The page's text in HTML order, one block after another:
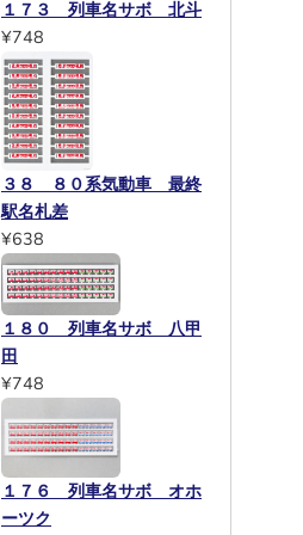
１７３ 列車名サボ 北斗
¥748
３８ ８０系気動車 最終
駅名札差
¥638
１８０ 列車名サボ 八甲
田
¥748
１７６ 列車名サボ オホ
ーツク